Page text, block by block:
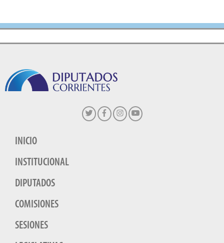
INICIO
INSTITUCIONAL
DIPUTADOS
COMISIONES
SESIONES